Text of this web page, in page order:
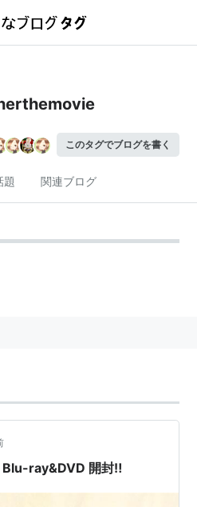
このタグでブログを書く
題 関連ブログ
ray&DVD 開封‼︎